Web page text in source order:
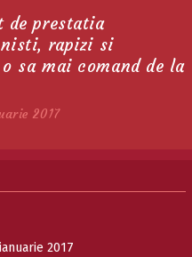
de prestatia
rapizi si
sa mai comand de la
2017
2017